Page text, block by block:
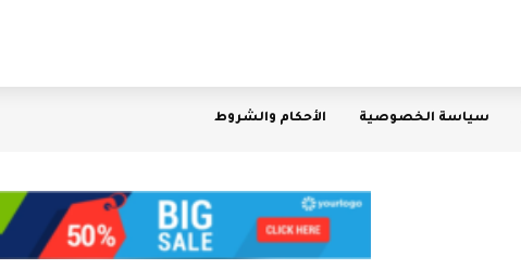
سياسة الخصوصية الأحكام والشروط